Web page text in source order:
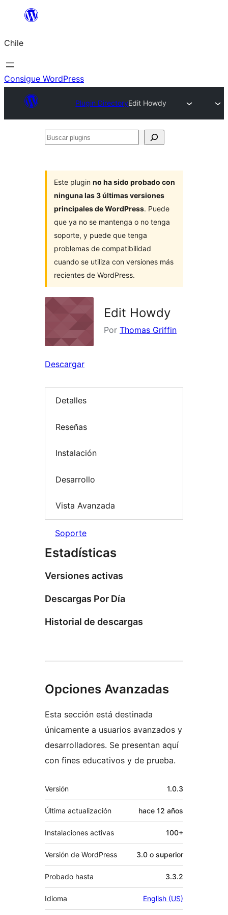
Saltar
contenido
Chile
Consigue WordPress
Plugin DirectoryEdit Howdy
Buscar
Este plugin no ha sido probado con
ninguna las 3 últimas versiones
principales de WordPress. Puede
que ya no se mantenga o no tenga
soporte, y puede que tenga
problemas de compatibilidad
cuando se utiliza con versiones más
recientes de WordPress.
Edit Howdy
Por Thomas Griffin
Descargar
Detalles
Reseñas
Instalación
Desarrollo
Vista Avanzada
Soporte
Estadísticas
Versiones activas
Descargas Por Día
Historial de descargas
Opciones Avanzadas
Esta sección está destinada
únicamente a usuarios avanzados y
desarrolladores. Se presentan aquí
con fines educativos y de prueba.
Meta
Versión 1.0.3
Última actualización hace 12 años
Instalaciones activas 100+
Versión de WordPress 3.0 o superior
Probado hasta 3.3.2
Idioma English (US)